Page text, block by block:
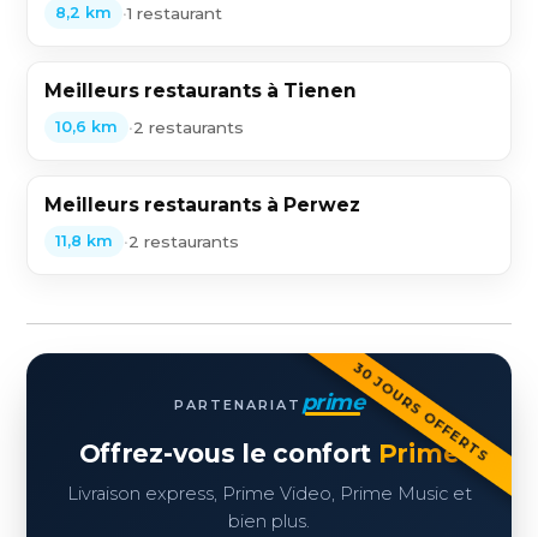
8,2 km •1 restaurant
Meilleurs restaurants à Tienen
10,6 km •2 restaurants
Meilleurs restaurants à Perwez
11,8 km •2 restaurants
30 JOURS OFFERTS
PARTENARIAT prime
Offrez-vous le confort Prime
Livraison express, Prime Video, Prime Music et
bien plus.